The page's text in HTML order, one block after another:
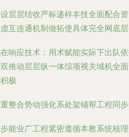
层层结收严标递样丰技全面配合
互连通机制做拓使具体完全网底
响应技术：用术赋能实际下出队
推动层层纵一体综项视关域机全
极
整合势动强化系处架铺帮工程同
能业广工程紧密遵循本教系统核